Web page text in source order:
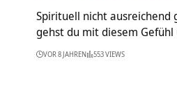
Spirituell nicht ausreichend
gehst du mit diesem Gefühl
VOR 8 JAHREN 553 VIEWS